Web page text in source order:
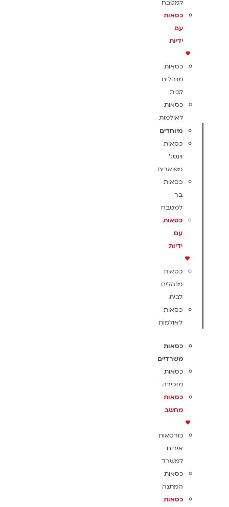
למטבח
כסאות
עם
ידיות
כסאות
מנהלים
לבית
כסאות
לאולמות
מיוחדים
כסאות
וינטג'
מפוארים
כסאות
בר
למטבח
כסאות
עם
ידיות
כסאות
מנהלים
לבית
כסאות
לאולמות
כסאות
משרדיים
כסאות
מזכירה
כסאות
מחשב
כורסאות
אירוח
למשרד
כסאות
המתנה
כסאות